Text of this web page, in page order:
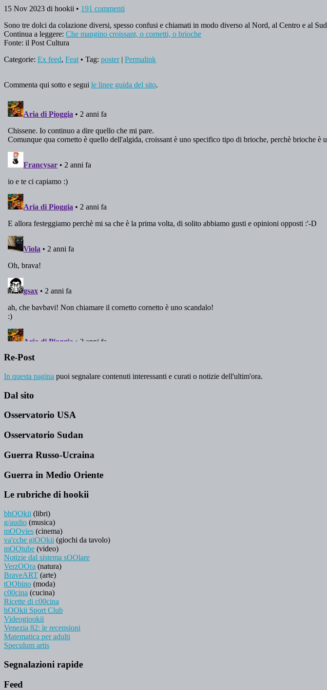
15 Nov 2023 di hookii • 191 commenti
Sono tre dolci da colazione diversi, spesso confusi e chiamati in modo diverso al Nord, al Centro e al Sud
Continua a leggere: Che mangino croissant, o cornetti, o brioche
Fonte: il Post Cultura
Categorie: Ex feed, Feat • Tag: poster| Permalink
Commenta qui sotto e segui le linee guida del sito.
Re-Post
In questa pagina puoi segnalare contenuti interessanti e curati o notizie dell'ultim'ora.
Dal sito
Osservatorio USA
Osservatorio Sudan
Guerra Russo-Ucraina
Guerra in Medio Oriente
Le rubriche di hookii
bhOOkii (libri)
g/audio (musica)
mOOvies (cinema)
va'cche giOOkii (giochi da tavolo)
mOOtube (video)
Notizie dal sistema sOOlare
VerzOOra (natura)
BraveART (arte)
tOObino (moda)
c00cina (cucina)
Ricette di c00cina
hOOkii Sport Club
Videogiookii
Venezia 82: le recensioni
Matematica per adulti
Speculum artis
Segnalazioni rapide
Feed